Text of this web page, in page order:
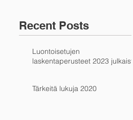
Recent Posts
Luontoisetujen
laskentaperusteet 2023 julkaistu
Tärkeitä lukuja 2020